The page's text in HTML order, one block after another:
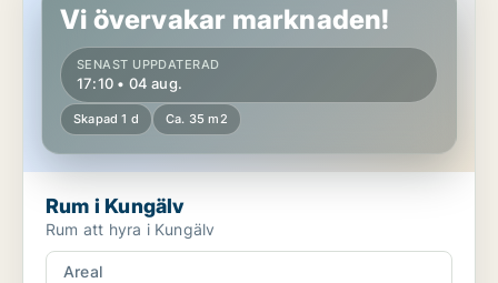
Vi övervakar marknaden!
SENAST UPPDATERAD
17:10 • 04 aug.
Skapad 1 d Ca. 35 m2
Rum i Kungälv
Rum att hyra i Kungälv
Areal